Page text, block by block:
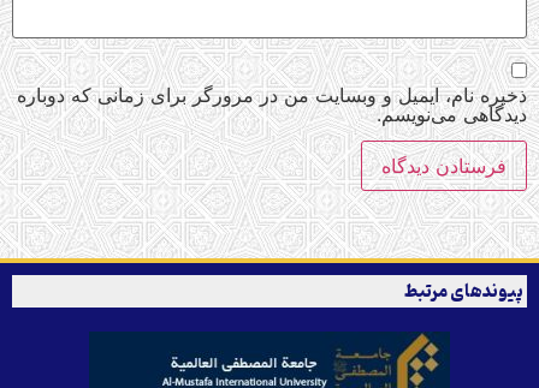
ذخیره نام، ایمیل و وبسایت من در مرورگر برای زمانی که دوباره
دیدگاهی می‌نویسم.
پیوندهای مرتبط